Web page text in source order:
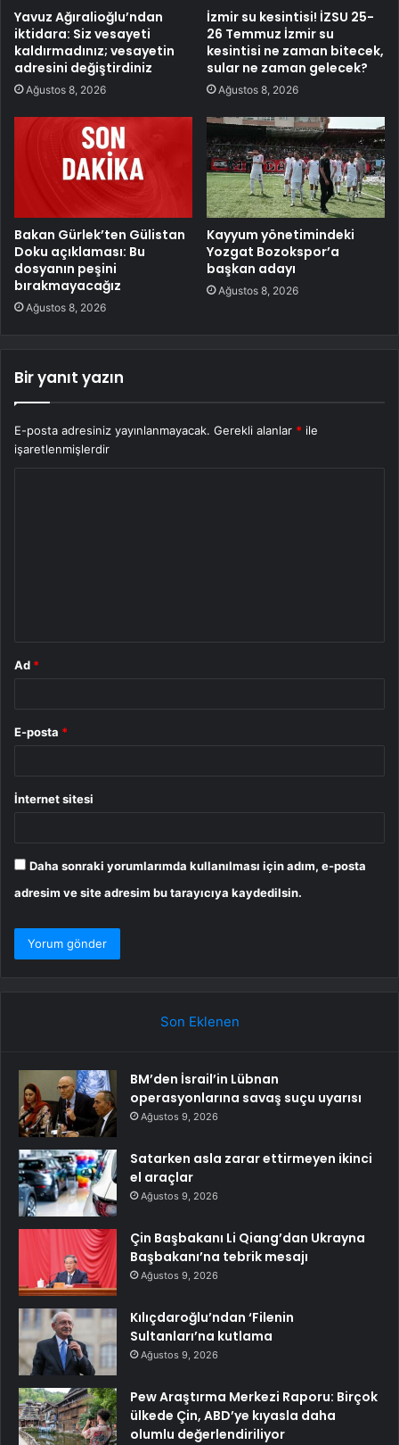
Yavuz Ağıralioğlu’ndan
iktidara: Siz vesayeti
kaldırmadınız; vesayetin
adresini değiştirdiniz
Ağustos 8, 2026
İzmir su kesintisi! İZSU 25-
26 Temmuz İzmir su
kesintisi ne zaman bitecek,
sular ne zaman gelecek?
Ağustos 8, 2026
Bakan Gürlek’ten Gülistan
Doku açıklaması: Bu
dosyanın peşini
bırakmayacağız
Ağustos 8, 2026
Kayyum yönetimindeki
Yozgat Bozokspor’a
başkan adayı
Ağustos 8, 2026
Bir yanıt yazın
E-posta adresiniz yayınlanmayacak. Gerekli alanlar * ile
işaretlenmişlerdir
Ad *
E-posta *
İnternet sitesi
Daha sonraki yorumlarımda kullanılması için adım, e-posta
adresim ve site adresim bu tarayıcıya kaydedilsin.
Son Eklenen
BM’den İsrail’in Lübnan
operasyonlarına savaş suçu uyarısı
Ağustos 9, 2026
Satarken asla zarar ettirmeyen ikinci
el araçlar
Ağustos 9, 2026
Çin Başbakanı Li Qiang’dan Ukrayna
Başbakanı’na tebrik mesajı
Ağustos 9, 2026
Kılıçdaroğlu’ndan ‘Filenin
Sultanları’na kutlama
Ağustos 9, 2026
Pew Araştırma Merkezi Raporu: Birçok
ülkede Çin, ABD’ye kıyasla daha
olumlu değerlendiriliyor